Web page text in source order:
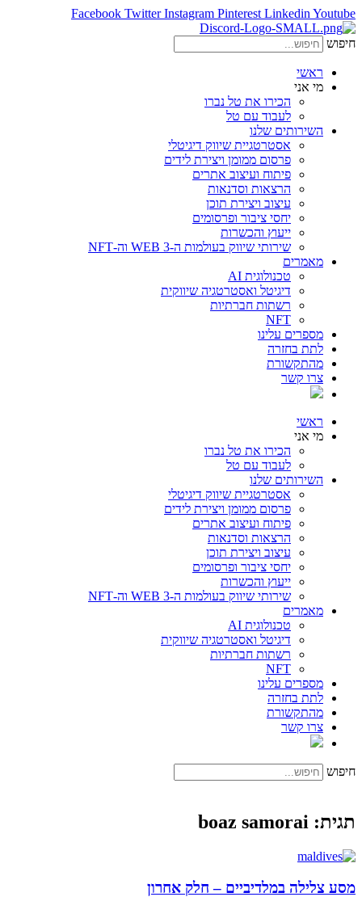
Facebook Twitter Instagram Pinterest Linkedin Youtube
חיפוש
ראשי
מי אני
הכירו את טל נברו
לעבוד עם טל
השירותים שלנו
אסטרטגיית שיווק דיגיטלי
פרסום ממומן ויצירת לידים
פיתוח ועיצוב אתרים
הרצאות וסדנאות
עיצוב ויצירת תוכן
יחסי ציבור ופרסומים
ייעוץ והכשרות
שירותי שיווק בעולמות ה-WEB 3 וה-NFT
מאמרים
טכנולוגית AI
דיגיטל ואסטרטגיה שיווקית
רשתות חברתיות
NFT
מספרים עלינו
לתת בחזרה
מהתקשורת
צרו קשר
ראשי
מי אני
הכירו את טל נברו
לעבוד עם טל
השירותים שלנו
אסטרטגיית שיווק דיגיטלי
פרסום ממומן ויצירת לידים
פיתוח ועיצוב אתרים
הרצאות וסדנאות
עיצוב ויצירת תוכן
יחסי ציבור ופרסומים
ייעוץ והכשרות
שירותי שיווק בעולמות ה-WEB 3 וה-NFT
מאמרים
טכנולוגית AI
דיגיטל ואסטרטגיה שיווקית
רשתות חברתיות
NFT
מספרים עלינו
לתת בחזרה
מהתקשורת
צרו קשר
חיפוש
תגית: boaz samorai
מסע צלילה במלדיביים – חלק אחרון